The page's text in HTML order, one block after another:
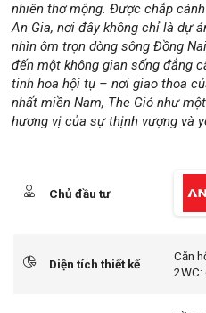
nhiên thơ mộng. Được chắp
An Gia, nơi đây không chỉ là dự
nhìn ôm trọn dòng sông Đồng
đến một không gian sống đẳng
tinh hoa hội tụ – nơi giao thoa
nhất miền Nam, The Gió như
hương vị của sự thịnh vượng và
Chủ đầu tư
Diện tích thiết kế
Căn
2WC: